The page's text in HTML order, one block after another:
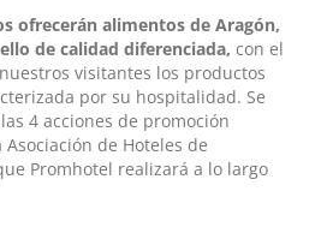
ofrecerán alimentos de Aragón,
de calidad diferenciada, con el
visitantes los productos
por su hospitalidad. Se
4 acciones de promoción
de Hoteles de
Promhotel realizará a lo largo